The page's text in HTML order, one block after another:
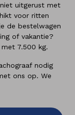
uitgerust met
voor ritten
de bestelwagen
of vakantie?
7.500 kg.
nodig
ons op. We